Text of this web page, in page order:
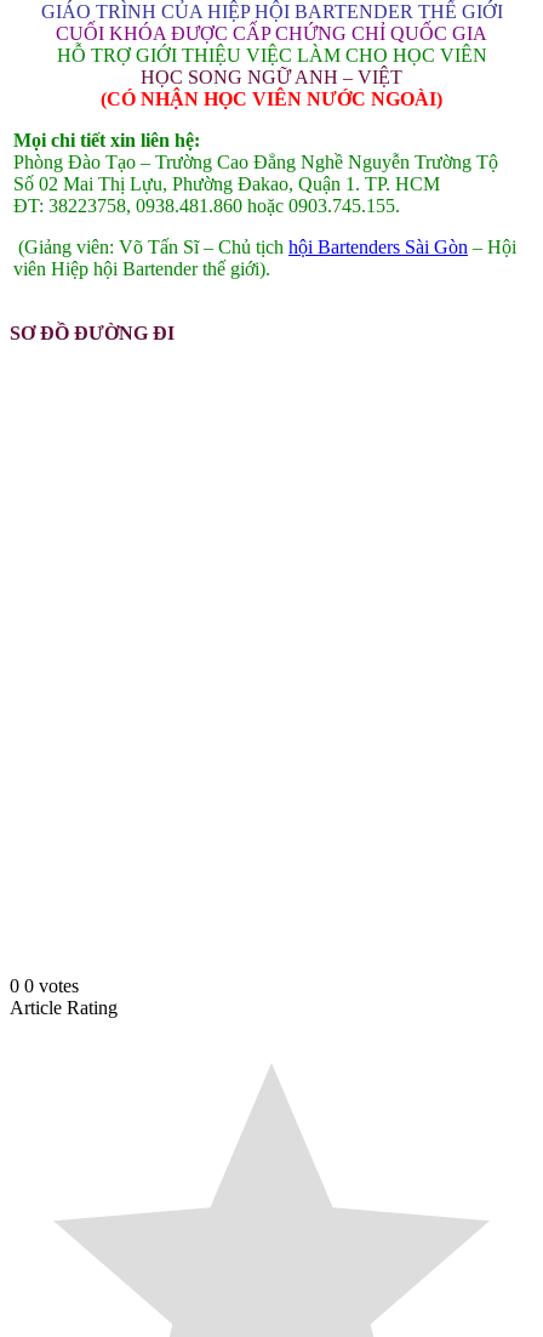
GIÁO TRÌNH CỦA HIỆP HỘI BARTENDER THẾ GIỚI
CUỐI KHÓA ĐƯỢC CẤP CHỨNG CHỈ QUỐC GIA
HỖ TRỢ GIỚI THIỆU VIỆC LÀM CHO HỌC VIÊN
HỌC SONG NGỮ ANH – VIỆT
(CÓ NHẬN HỌC VIÊN NƯỚC NGOÀI)
Mọi chi tiết xin liên hệ:
Phòng Đào Tạo – Trường Cao Đẳng Nghề Nguyễn Trường Tộ
Số 02 Mai Thị Lựu, Phường Đakao, Quận 1. TP. HCM
ĐT: 38223758, 0938.481.860 hoặc 0903.745.155.
(Giảng viên: Võ Tấn Sĩ – Chủ tịch hội Bartenders Sài Gòn – Hội
viên Hiệp hội Bartender thế giới).
SƠ ĐỒ ĐƯỜNG ĐI
0 0 votes
Article Rating